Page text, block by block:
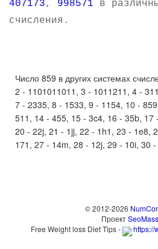
407173, 998571 в
счисления.
Число 859 в других системах
2 - 1101011011, 3 - 1011211, 4 -
7 - 2335, 8 - 1533, 9 - 1154, 10 -
511, 14 - 455, 15 - 3c4, 16 - 35b, 17
20 - 22j, 21 - 1jj, 22 - 1h1, 23 - 1e8,
171, 27 - 14m, 28 - 12j, 29 - 10i, 30
© 2012-2026
Проект
Free Weight loss Diet Tips -
https://